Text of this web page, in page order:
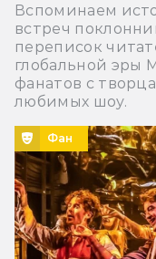
Вспоминаем
встреч
переписок
глобальной эры
фанатов с
любимых шоу.
Фан